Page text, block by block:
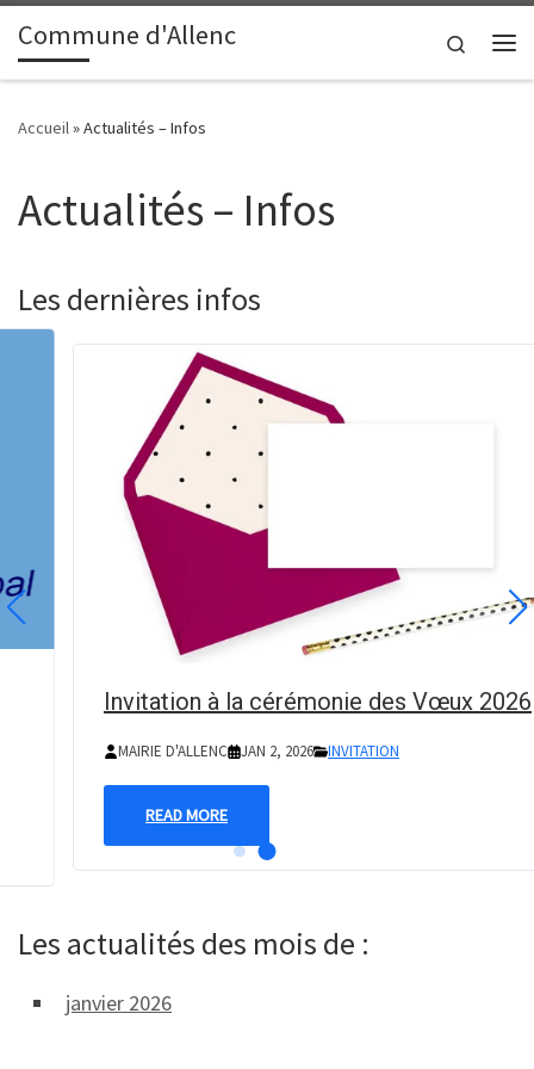
principalPasser au contenu
Commune d'Allenc
Search
Accueil»Actualités – Infos
Actualités – Infos
Les dernières infos
Invitation à la cérémonie des Vœux 2026
MAIRIE D'ALLENC JAN 2, 2026 INVITATION
READ MORE
Les actualités des mois de :
janvier 2026